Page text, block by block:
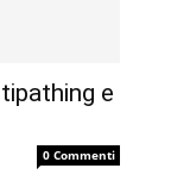
e
0 Commenti